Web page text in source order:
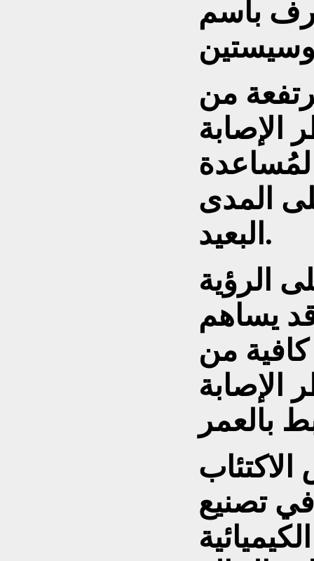
باسم
من
الإصابة
المدى
البعيد.
الرؤية
قد يساهم
من
خطر الإصابة
فيتامين ب12 في تصنيع